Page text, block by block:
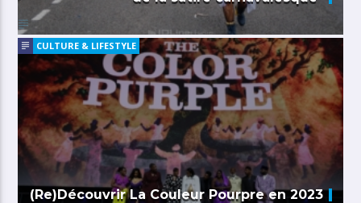
CULTURE & LIFESTYLE
(Re)Découvrir La Couleur Pourpre en 2023